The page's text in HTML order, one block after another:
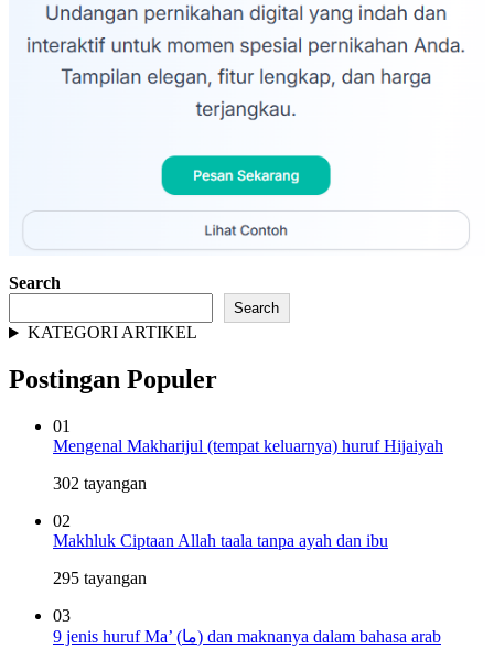
Search
Search
KATEGORI ARTIKEL
Postingan Populer
01
Mengenal Makharijul (tempat keluarnya) huruf Hijaiyah
302 tayangan
02
Makhluk Ciptaan Allah taala tanpa ayah dan ibu
295 tayangan
03
9 jenis huruf Ma’ (ما) dan maknanya dalam bahasa arab